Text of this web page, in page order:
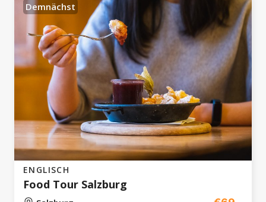
Demnächst
ENGLISCH
Food Tour Salzburg